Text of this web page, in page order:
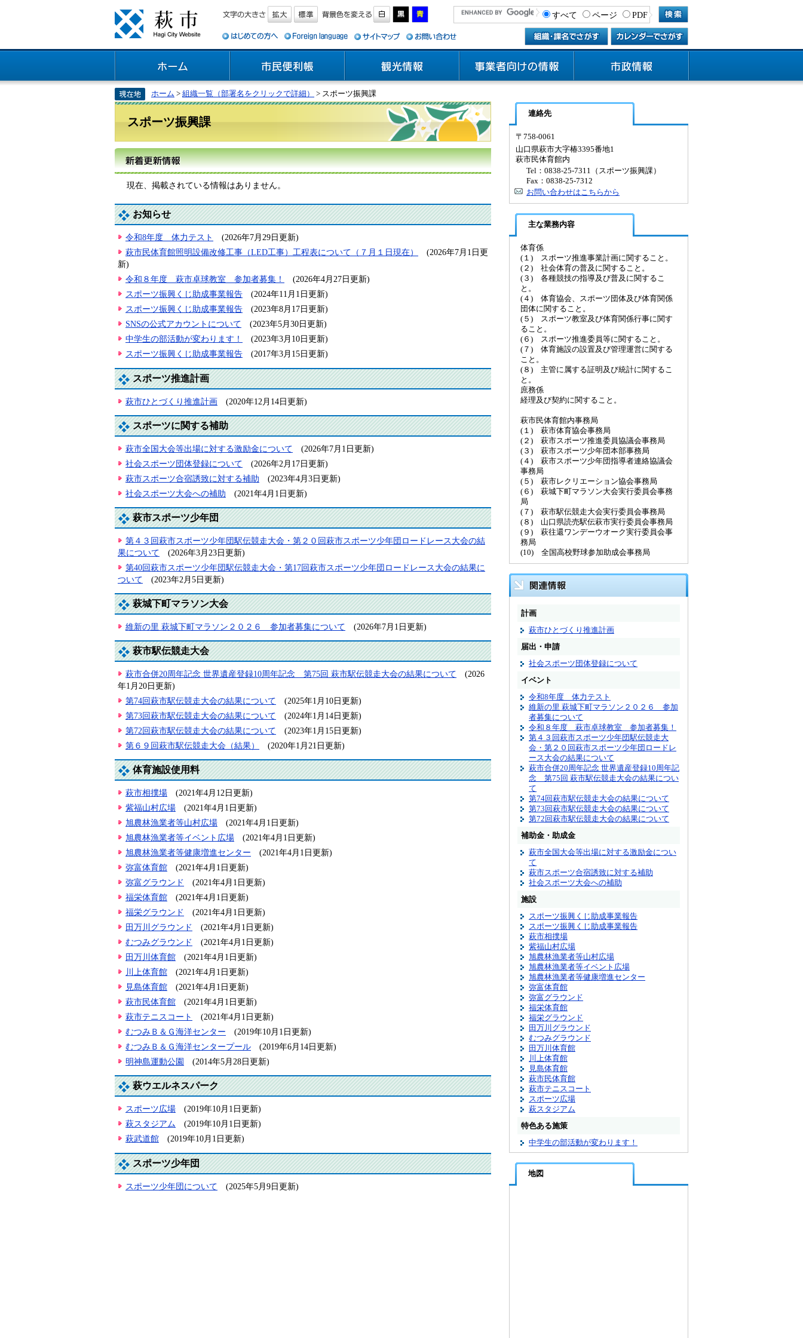
すべて ページ PDF
ホーム > 組織一覧（部署名をクリックで詳細） > スポーツ振興課
スポーツ振興課
現在、掲載されている情報はありません。
お知らせ
令和8年度 体力テスト
(2026年7月29日更新)
萩市民体育館照明設備改修工事（LED工事）工程表について（７月１日現在）
(2026年7月1日更
新)
令和８年度 萩市卓球教室 参加者募集！
(2026年4月27日更新)
スポーツ振興くじ助成事業報告
(2024年11月1日更新)
スポーツ振興くじ助成事業報告
(2023年8月17日更新)
SNSの公式アカウントについて
(2023年5月30日更新)
中学生の部活動が変わります！
(2023年3月10日更新)
スポーツ振興くじ助成事業報告
(2017年3月15日更新)
スポーツ推進計画
萩市ひとづくり推進計画 (2020年12月14日更新)
スポーツに関する補助
萩市全国大会等出場に対する激励金について
(2026年7月1日更新)
社会スポーツ団体登録について
(2026年2月17日更新)
萩市スポーツ合宿誘致に対する補助
(2023年4月3日更新)
社会スポーツ大会への補助
(2021年4月1日更新)
萩市スポーツ少年団
第４３回萩市スポーツ少年団駅伝競走大会・第２０回萩市スポーツ少年団ロードレース大会の結
果について
(2026年3月23日更新)
第40回萩市スポーツ少年団駅伝競走大会・第17回萩市スポーツ少年団ロードレース大会の結果に
ついて
(2023年2月5日更新)
萩城下町マラソン大会
維新の里 萩城下町マラソン２０２６ 参加者募集について (2026年7月1日更新)
萩市駅伝競走大会
萩市合併20周年記念 世界遺産登録10周年記念 第75回 萩市駅伝競走大会の結果について
(2026
年1月20日更新)
第74回萩市駅伝競走大会の結果について
(2025年1月10日更新)
第73回萩市駅伝競走大会の結果について
(2024年1月14日更新)
第72回萩市駅伝競走大会の結果について
(2023年1月15日更新)
第６９回萩市駅伝競走大会（結果）
(2020年1月21日更新)
体育施設使用料
萩市相撲場
(2021年4月12日更新)
紫福山村広場
(2021年4月1日更新)
旭農林漁業者等山村広場
(2021年4月1日更新)
旭農林漁業者等イベント広場
(2021年4月1日更新)
旭農林漁業者等健康増進センター
(2021年4月1日更新)
弥富体育館
(2021年4月1日更新)
弥富グラウンド
(2021年4月1日更新)
福栄体育館
(2021年4月1日更新)
福栄グラウンド
(2021年4月1日更新)
田万川グラウンド
(2021年4月1日更新)
むつみグラウンド
(2021年4月1日更新)
田万川体育館
(2021年4月1日更新)
川上体育館
(2021年4月1日更新)
見島体育館
(2021年4月1日更新)
萩市民体育館
(2021年4月1日更新)
萩市テニスコート
(2021年4月1日更新)
むつみＢ＆Ｇ海洋センター
(2019年10月1日更新)
むつみＢ＆Ｇ海洋センタープール
(2019年6月14日更新)
明神島運動公園
(2014年5月28日更新)
萩ウエルネスパーク
スポーツ広場
(2019年10月1日更新)
萩スタジアム
(2019年10月1日更新)
萩武道館
(2019年10月1日更新)
スポーツ少年団
スポーツ少年団について (2025年5月9日更新)
連絡先
〒758-0061
山口県萩市大字椿3395番地1
萩市民体育館内
Tel：0838-25-7311（スポーツ振興課）
Fax：0838-25-7312
お問い合わせはこちらから
主な業務内容
体育係
(１) スポーツ推進事業計画に関すること。
(２) 社会体育の普及に関すること。
(３) 各種競技の指導及び普及に関するこ
と。
(４) 体育協会、スポーツ団体及び体育関係
団体に関すること。
(５) スポーツ教室及び体育関係行事に関す
ること。
(６) スポーツ推進委員等に関すること。
(７) 体育施設の設置及び管理運営に関する
こと。
(８) 主管に属する証明及び統計に関するこ
と。
庶務係
経理及び契約に関すること。
萩市民体育館内事務局
(１) 萩市体育協会事務局
(２) 萩市スポーツ推進委員協議会事務局
(３) 萩市スポーツ少年団本部事務局
(４) 萩市スポーツ少年団指導者連絡協議会
事務局
(５) 萩市レクリエーション協会事務局
(６) 萩城下町マラソン大会実行委員会事務
局
(７) 萩市駅伝競走大会実行委員会事務局
(８) 山口県読売駅伝萩市実行委員会事務局
(９) 萩往還ワンデーウオーク実行委員会事
務局
(10) 全国高校野球参加助成会事務局
計画
萩市ひとづくり推進計画
届出・申請
社会スポーツ団体登録について
イベント
令和8年度 体力テスト
維新の里 萩城下町マラソン２０２６ 参加
者募集について
令和８年度 萩市卓球教室 参加者募集！
第４３回萩市スポーツ少年団駅伝競走大
会・第２０回萩市スポーツ少年団ロードレ
ース大会の結果について
萩市合併20周年記念 世界遺産登録10周年記
念 第75回 萩市駅伝競走大会の結果につい
て
第74回萩市駅伝競走大会の結果について
第73回萩市駅伝競走大会の結果について
第72回萩市駅伝競走大会の結果について
補助金・助成金
萩市全国大会等出場に対する激励金につい
て
萩市スポーツ合宿誘致に対する補助
社会スポーツ大会への補助
施設
スポーツ振興くじ助成事業報告
スポーツ振興くじ助成事業報告
萩市相撲場
紫福山村広場
旭農林漁業者等山村広場
旭農林漁業者等イベント広場
旭農林漁業者等健康増進センター
弥富体育館
弥富グラウンド
福栄体育館
福栄グラウンド
田万川グラウンド
むつみグラウンド
田万川体育館
川上体育館
見島体育館
萩市民体育館
萩市テニスコート
スポーツ広場
萩スタジアム
特色ある施策
中学生の部活動が変わります！
地図